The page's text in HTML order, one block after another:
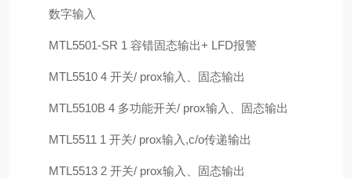
数字输入
MTL5501-SR 1 容错固态输出+ LFD报警
MTL5510 4 开关/ prox输入、固态输出
MTL5510B 4 多功能开关/ prox输入、固态输出
MTL5511 1 开关/ prox输入,c/o传递输出
MTL5513 2 开关/ prox输入、固态输出